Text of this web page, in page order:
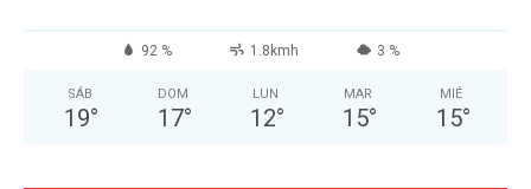
92 % 1.8kmh 3 %
SÁB
19°
DOM
17°
LUN
12°
MAR
15°
MIÉ
15°